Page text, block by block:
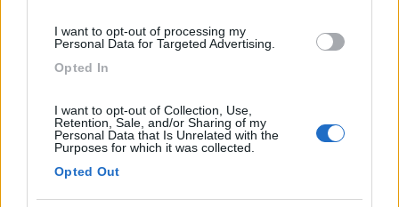
I want to opt-out of processing my
Personal Data for Targeted Advertising.
Opted In
I want to opt-out of Collection, Use,
Retention, Sale, and/or Sharing of my
Personal Data that Is Unrelated with the
Purposes for which it was collected.
Opted Out
155
Inserito il16/03/2017
giomiller
1951
Inserito il16/03/2017